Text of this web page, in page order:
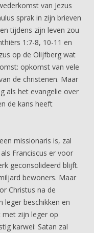
van Jezus
sprak in zijn brieven
tijdens zijn leven zou
1:7-8, 10-11 en
op de Olijfberg wat
opkomst van vele
de christenen. Maar
als het evangelie over
de kans heeft
missionaris is, zal
Franciscus er voor
geconsolideerd blijft.
bewoners. Maar
Christus na de
leger beschikken en
zijn leger op
karwei: Satan zal